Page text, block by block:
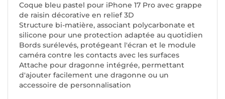
Coque bleu pastel pour iPhone 17 Pro avec grappe
de raisin décorative en relief 3D
Structure bi-matière, associant polycarbonate et
silicone pour une protection adaptée au quotidien
Bords surélevés, protégeant l'écran et le module
caméra contre les contacts avec les surfaces
Attache pour dragonne intégrée, permettant
d'ajouter facilement une dragonne ou un
accessoire de personnalisation